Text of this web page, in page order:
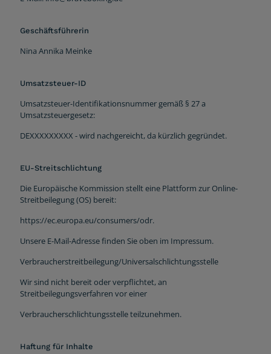
Geschäftsführerin
Nina Annika Meinke
Umsatzsteuer-ID
Umsatzsteuer-Identifikationsnummer gemäß § 27 a
Umsatzsteuergesetz:
DEXXXXXXXXX - wird nachgereicht, da kürzlich gegründet.
EU-Streitschlichtung
Die Europäische Kommission stellt eine Plattform zur Online-
Streitbeilegung (OS) bereit:
https://ec.europa.eu/consumers/odr.
Unsere E-Mail-Adresse finden Sie oben im Impressum.
Verbraucherstreitbeilegung/Universalschlichtungsstelle
Wir sind nicht bereit oder verpflichtet, an
Streitbeilegungsverfahren vor einer
Verbraucherschlichtungsstelle teilzunehmen.
Haftung für Inhalte